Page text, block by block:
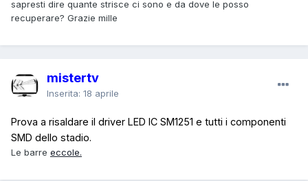
sapresti dire quante strisce ci sono e da dove le posso
recuperare? Grazie mille
mistertv
Inserita: 18 aprile
Prova a risaldare il driver LED IC SM1251 e tutti i componenti
SMD dello stadio.
Le barre eccole.